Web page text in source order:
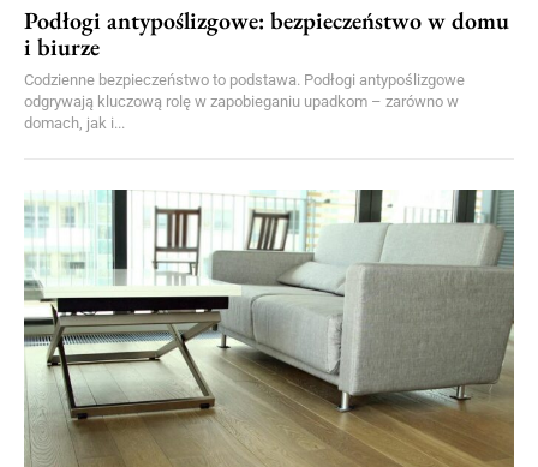
Podłogi antypoślizgowe: bezpieczeństwo w domu
i biurze
Codzienne bezpieczeństwo to podstawa. Podłogi antypoślizgowe
odgrywają kluczową rolę w zapobieganiu upadkom – zarówno w
domach, jak i...